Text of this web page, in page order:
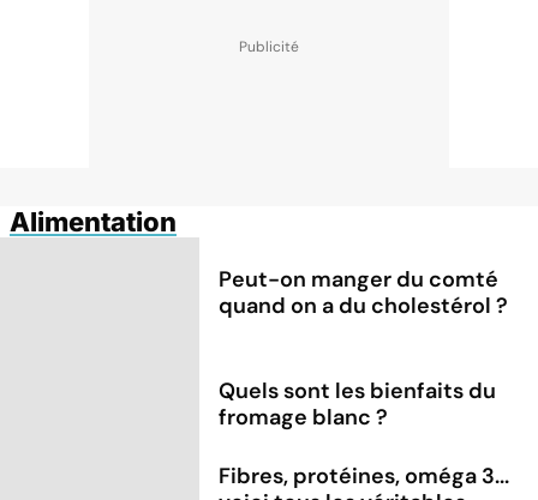
Alimentation
Peut-on manger du comté
quand on a du cholestérol ?
Quels sont les bienfaits du
fromage blanc ?
Fibres, protéines, oméga 3...